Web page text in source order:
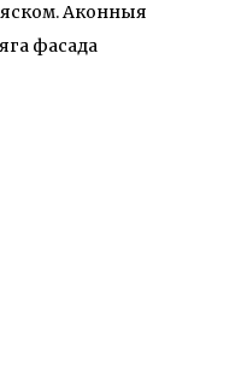
Аконныя
фасада